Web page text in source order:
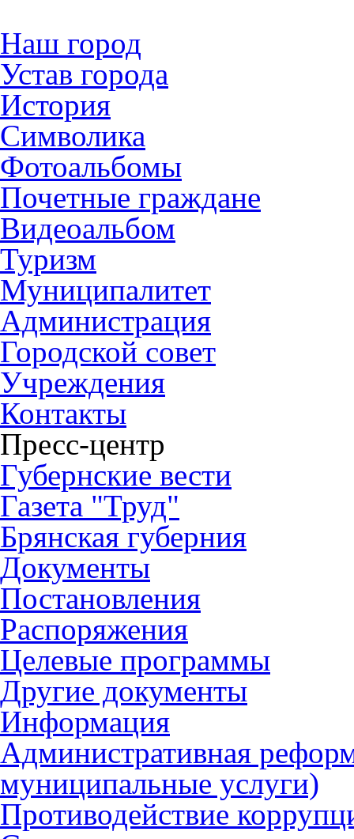
Наш город
Устав города
История
Символика
Фотоальбомы
Почетные граждане
Видеоальбом
Туризм
Муниципалитет
Администрация
Городской совет
Учреждения
Контакты
Пресс-центр
Губернские вести
Газета "Труд"
Брянская губерния
Документы
Постановления
Распоряжения
Целевые программы
Другие документы
Информация
Административная
муниципальные услуги)
Противодействие